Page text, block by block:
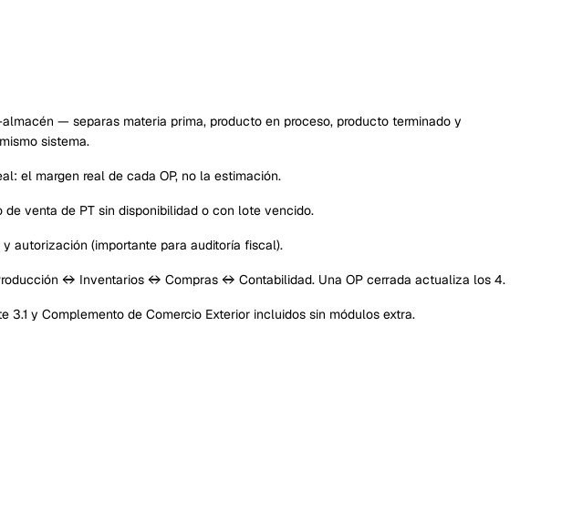
— separas materia prima, producto en proceso, producto terminado y
sistema.
el margen real de cada OP, no la estimación.
de venta de PT sin disponibilidad o con lote vencido.
autorización (importante para auditoría fiscal).
↔ Inventarios ↔ Compras ↔ Contabilidad. Una OP cerrada actualiza los 4.
3.1 y Complemento de Comercio Exterior incluidos sin módulos extra.